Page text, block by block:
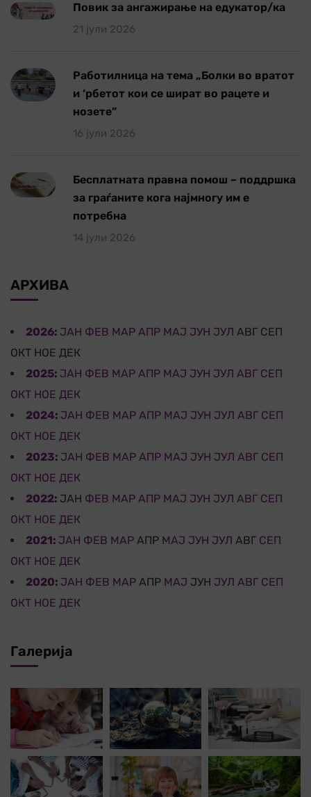
Повик за ангажирање на едукатор/ка
21 јули 2026
Работилница на тема „Болки во вратот
и ‘рбетот кои се шират во рацете и
нозете”
16 јули 2026
Бесплатната правна помош – поддршка
за граѓаните кога најмногу им е
потребна
14 јули 2026
АРХИВА
2026: ЈАН ФЕВ МАР АПР МАЈ ЈУН ЈУЛ АВГ СЕП
ОКТ НОЕ ДЕК
2025: ЈАН ФЕВ МАР АПР МАЈ ЈУН ЈУЛ АВГ СЕП
ОКТ НОЕ ДЕК
2024: ЈАН ФЕВ МАР АПР МАЈ ЈУН ЈУЛ АВГ СЕП
ОКТ НОЕ ДЕК
2023: ЈАН ФЕВ МАР АПР МАЈ ЈУН ЈУЛ АВГ СЕП
ОКТ НОЕ ДЕК
2022: ЈАН ФЕВ МАР АПР МАЈ ЈУН ЈУЛ АВГ СЕП
ОКТ НОЕ ДЕК
2021: ЈАН ФЕВ МАР АПР МАЈ ЈУН ЈУЛ АВГ СЕП
ОКТ НОЕ ДЕК
2020: ЈАН ФЕВ МАР АПР МАЈ ЈУН ЈУЛ АВГ СЕП
ОКТ НОЕ ДЕК
Галерија